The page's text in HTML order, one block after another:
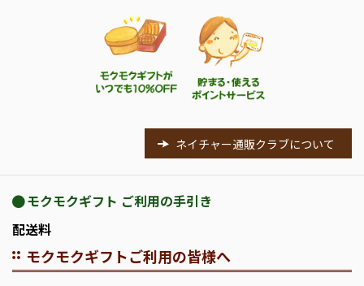
ネイチャー通販クラブについて
モクモクギフト ご利用の手引き
配送料
モクモクギフトご利用の皆様へ